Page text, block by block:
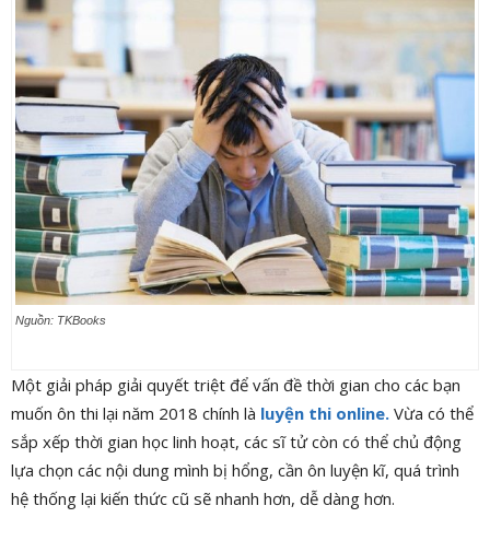
Nguồn: TKBooks
Một giải pháp giải quyết triệt để vấn đề thời gian cho các bạn
muốn ôn thi lại năm 2018 chính là luyện thi online. Vừa có thể
sắp xếp thời gian học linh hoạt, các sĩ tử còn có thể chủ động
lựa chọn các nội dung mình bị hổng, cần ôn luyện kĩ, quá trình
hệ thống lại kiến thức cũ sẽ nhanh hơn, dễ dàng hơn.